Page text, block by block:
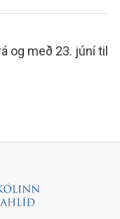
og með 23. júní til